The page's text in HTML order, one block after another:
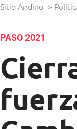
Sitio Andino >
PASO 2021